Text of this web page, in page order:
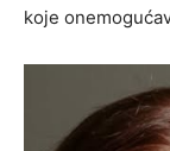
koje